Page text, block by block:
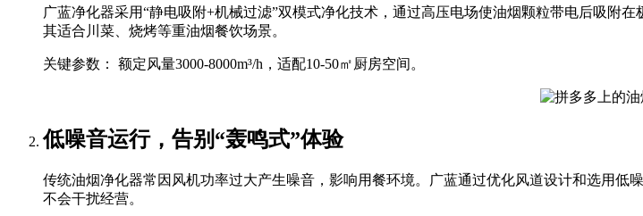
广蓝净化器采用“静电吸附+机械过滤”双模式净化技术，通过高压电场使油烟颗粒带电后吸附
其适合川菜、烧烤等重油烟餐饮场景。
关键参数： 额定风量3000-8000m³/h，适配10-50㎡厨房空间。
低噪音运行，告别“轰鸣式”体验
传统油烟净化器常因风机功率过大产生噪音，影响用餐环境。广蓝通过优化风道设计和选用
不会干扰经营。